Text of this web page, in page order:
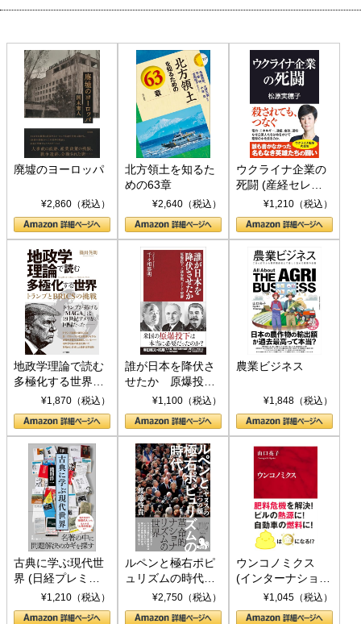
廃墟のヨーロッパ
¥2,860（税込）
北方領土を知るた
めの63章
¥2,640（税込）
ウクライナ企業の
死闘 (産経セレク
ト S 039)¥1,210（税込）
地政学理論で読む
多極化する世界：
トランプとBRICS
の挑戦
¥1,870（税込）
誰が日本を降伏さ
せたか 原爆投
下、ソ連参戦、そ
して聖断 (PHP新
書)
¥1,100（税込）
農業ビジネス
¥1,848（税込）
古典に学ぶ現代世
界 (日経プレミア
シリーズ)¥1,210（税込）
ルペンと極右ポピ
ュリズムの時代：
〈ヤヌス〉の二つ
の顔
¥2,750（税込）
ウンコノミクス
(インターナショナ
ル新書)¥1,045（税込）